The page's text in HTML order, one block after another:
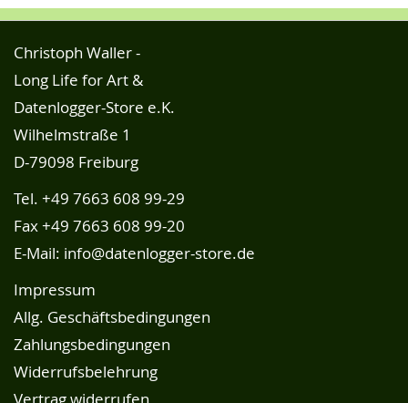
Christoph Waller -
Long Life for Art &
Datenlogger-Store e.K.
Wilhelmstraße 1
D-79098 Freiburg
Tel. +49 7663 608 99-29
Fax +49 7663 608 99-20
E-Mail: info@datenlogger-store.de
Impressum
Allg. Geschäftsbedingungen
Zahlungsbedingungen
Widerrufsbelehrung